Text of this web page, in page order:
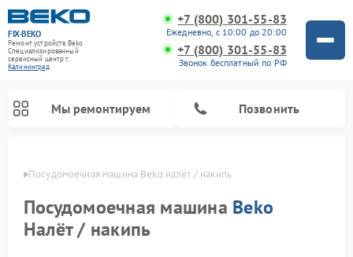
FIX-BEKO
Ремонт устройств Beko
Специализированный
cервисный центр г.
Калининград
+7 (800) 301-55-83
Ежедневно, с 10:00 до 20:00
+7 (800) 301-55-83
Звонок бесплатный по РФ
Мы ремонтируем Позвонить
Посудомоечная машина Beko налёт / накипь
Посудомоечная машина Beko
Налёт / накипь